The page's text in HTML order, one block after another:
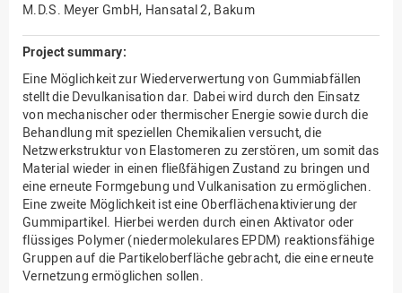
M.D.S. Meyer GmbH, Hansatal 2, Bakum
Project summary:
Eine Möglichkeit zur Wiederverwertung von Gummiabfällen
stellt die Devulkanisation dar. Dabei wird durch den Einsatz
von mechanischer oder thermischer Energie sowie durch die
Behandlung mit speziellen Chemikalien versucht, die
Netzwerkstruktur von Elastomeren zu zerstören, um somit das
Material wieder in einen fließfähigen Zustand zu bringen und
eine erneute Formgebung und Vulkanisation zu ermöglichen.
Eine zweite Möglichkeit ist eine Oberflächenaktivierung der
Gummipartikel. Hierbei werden durch einen Aktivator oder
flüssiges Polymer (niedermolekulares EPDM) reaktionsfähige
Gruppen auf die Partikeloberfläche gebracht, die eine erneute
Vernetzung ermöglichen sollen.